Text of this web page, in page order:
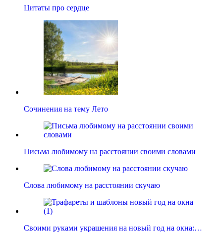
Цитаты про сердце
Сочинения на тему Лето
Письма любимому на расстоянии своими словами
Слова любимому на расстоянии скучаю
Своими руками украшения на новый год на окна:…